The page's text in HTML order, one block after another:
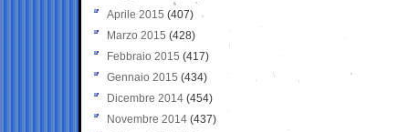
Aprile 2015 (407)
Marzo 2015 (428)
Febbraio 2015 (417)
Gennaio 2015 (434)
Dicembre 2014 (454)
Novembre 2014 (437)